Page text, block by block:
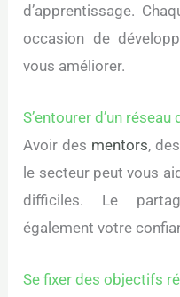
d’apprentissage.
occasion de
vous améliorer.
S’entourer d’un réseau
Avoir des mentors,
le secteur peut vous
difficiles. Le
également votre
Se fixer des objectifs